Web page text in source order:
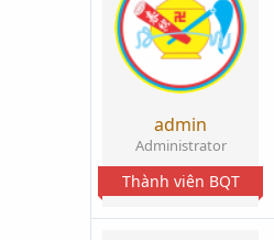
admin
Administrator
Thành viên BQT